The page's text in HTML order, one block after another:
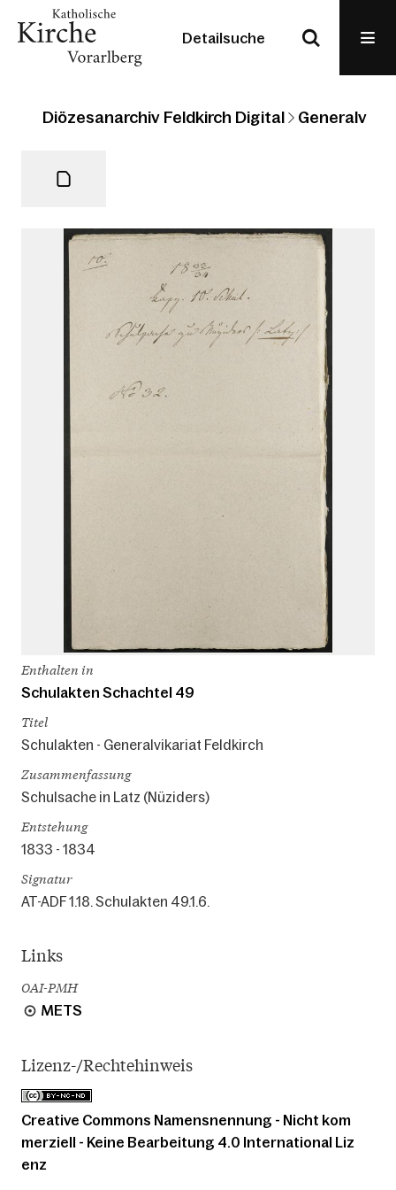
Detailsuche
Diözesanarchiv Feldkirch Digital
Enthalten in
Schulakten Schachtel 49
Titel
Schulakten - Generalvikariat Feldkirch
Zusammenfassung
Schulsache in Latz (Nüziders)
Entstehung
1833 - 1834
Signatur
AT-ADF 1.18. Schulakten 49.1.6.
Links
OAI-PMH
METS
Lizenz-/Rechtehinweis
Creative Commons Namensnennung - Nicht kom
merziell - Keine Bearbeitung 4.0 International Liz
enz